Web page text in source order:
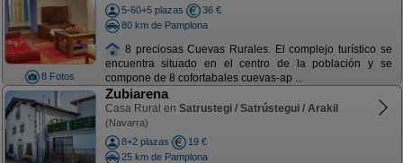
8 Fotos
5-60+5 plazas
36 €
80 km de Pamplona
8 preciosas Cuevas Rurales. El complejo turístico se
encuentra situado en el centro de la población y se
compone de 8 cofortabales cuevas-ap ...
Zubiarena
Casa Rural en Satrustegi / Satrústegui / Arakil
(Navarra)
8+2 plazas
19 €
25 km de Pamplona